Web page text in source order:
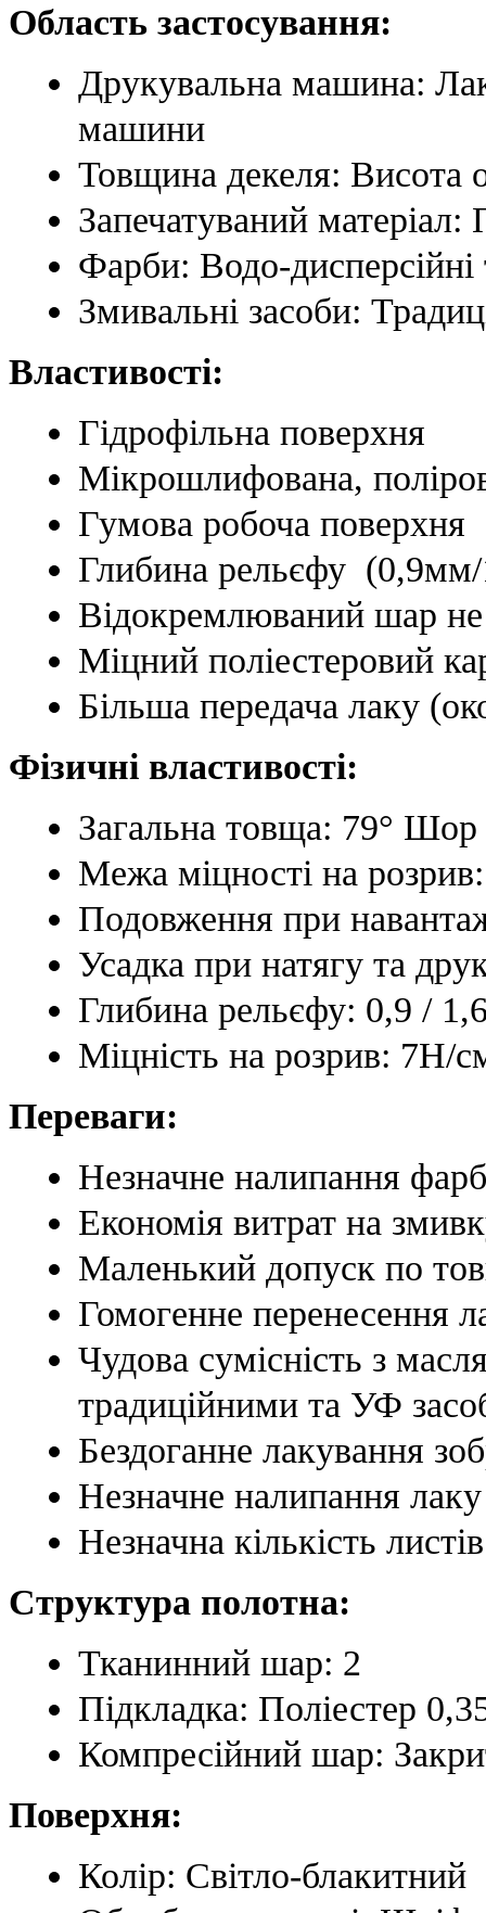
Область застосування:
Друкувальна машина:
машини
Товщина декеля: Висота
Запечатуваний матеріал:
Фарби: Водо-
Змивальні засоби:
Властивості:
Гідрофільна поверхня
Мікрошлифована,
Гумова робоча поверхня
Глибина рельєфу
Відокремлюваний шар не
Міцний поліестеровий
Більша передача лаку
Фізичні властивості:
Загальна товща: 79°
Межа міцності на
Подовження при
Усадка при натягу та
Глибина рельєфу: 0,9 /
Міцність на розрив: 7Н/
Переваги:
Незначне налипання
Економія витрат на
Маленький допуск по
Гомогенне перенесення
Чудова сумісність з
традиційними та УФ
Бездоганне лакування
Незначне налипання
Незначна кількість
Структура полотна:
Тканинний шар: 2
Підкладка: Поліестер
Компресійний шар:
Поверхня:
Колір: Світло-блакитний